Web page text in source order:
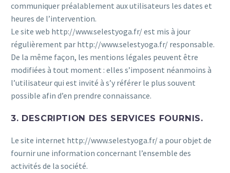
communiquer préalablement aux utilisateurs les dates et
heures de l’intervention.
Le site web http://www.selestyoga.fr/ est mis à jour
régulièrement par http://www.selestyoga.fr/ responsable.
De la même façon, les mentions légales peuvent être
modifiées à tout moment : elles s’imposent néanmoins à
l’utilisateur qui est invité à s’y référer le plus souvent
possible afin d’en prendre connaissance.
3. DESCRIPTION DES SERVICES FOURNIS.
Le site internet http://www.selestyoga.fr/ a pour objet de
fournir une information concernant l’ensemble des
activités de la société.